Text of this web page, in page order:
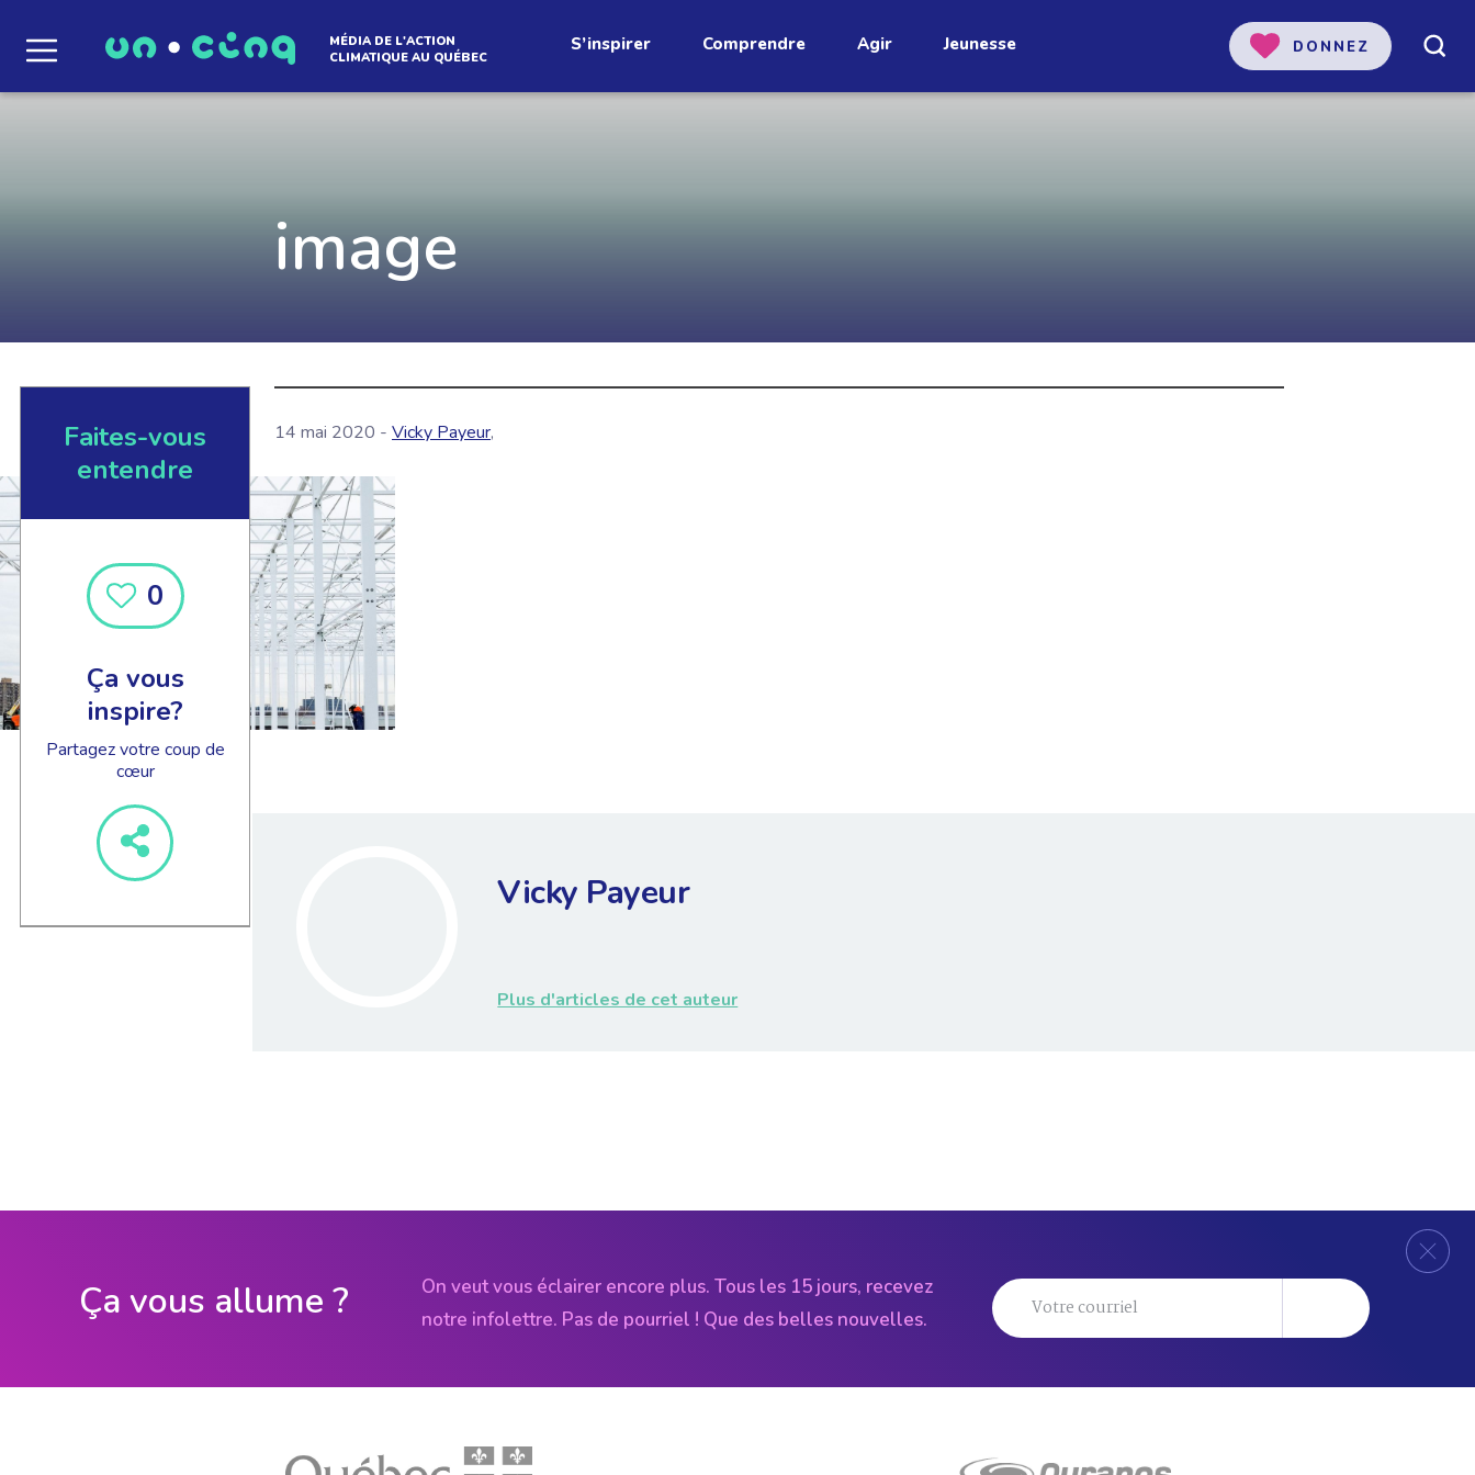
Le média qui détend
Que des solutions concrètes et inspirantes. Ici au Québec. Abonnez-vous à
EN SAVOIR +
Découvrez notre
infolettre!
MÉDIA DE L'ACTION
CLIMATIQUE AU QUÉBEC
S’inspirer Comprendre Agir Jeunesse DONNEZ
image
Faites-vous
entendre
0
Ça vous
inspire?
Partagez votre coup de
cœur
14 mai 2020 - Vicky Payeur,
Vicky Payeur
Plus d'articles de cet auteur
Ça vous allume ?
On veut vous éclairer encore plus. Tous les 15 jours, recevez
notre infolettre. Pas de pourriel ! Que des belles nouvelles.